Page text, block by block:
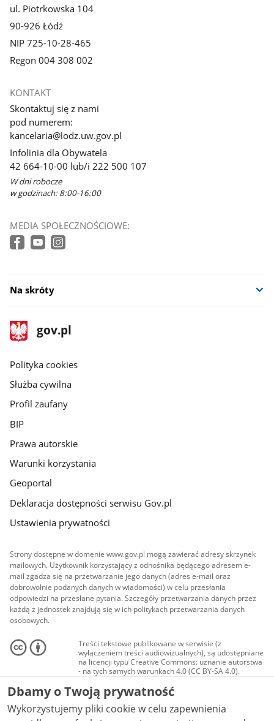
ul. Piotrkowska 104
90-926 Łódź
NIP 725-10-28-465
Regon 004 308 002
KONTAKT
Skontaktuj się z nami
pod numerem:
kancelaria@lodz.uw.gov.pl
Infolinia dla Obywatela
42 664-10-00 lub/i 222 500 107
W dni robocze
w godzinach: 8:00-16:00
MEDIA SPOŁECZNOŚCIOWE:
Na skróty
stopka
gov.pl
Strona
gov.pl
gov.pl
Polityka cookies
Służba cywilna
Profil zaufany
BIP
Prawa autorskie
Warunki korzystania
Geoportal
Deklaracja dostępności serwisu Gov.pl
Ustawienia prywatności
Strony dostępne w domenie www.gov.pl mogą zawierać adresy skrzynek
mailowych. Użytkownik korzystający z odnośnika będącego adresem e-
mail zgadza się na przetwarzanie jego danych (adres e-mail oraz
dobrowolnie podanych danych w wiadomości) w celu przesłania
odpowiedzi na przesłane pytania. Szczegóły przetwarzania danych przez
każdą z jednostek znajdują się w ich politykach przetwarzania danych
osobowych.
Treści tekstowe publikowane w serwisie (z
wyłączeniem treści audiowizualnych), są udostępniane
na licencji typu Creative Commons: uznanie autorstwa
- na tych samych warunkach 4.0 (CC BY-SA 4.0).
Materiały audiowizualne, w tym zdjęcia, materiały
audio i wideo, są udostępniane na licencji typu
Creative Commons: uznanie autorstwa użycie
niekomercyjne - bez utworów zależnych 4.0 (CC BY-
NC-ND 4.0), o ile nie jest to stwierdzone inaczej.
Dbamy o Twoją prywatność
Wykorzystujemy pliki cookie w celu zapewnienia